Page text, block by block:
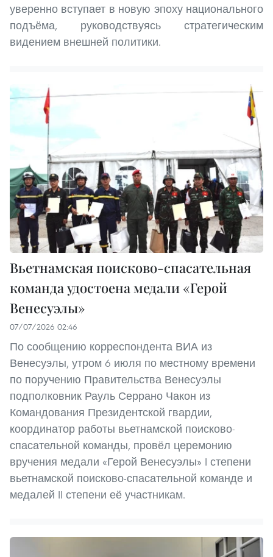
уверенно вступает в новую эпоху национального
подъёма, руководствуясь стратегическим
видением внешней политики.
Вьетнамская поисково-спасательная
команда удостоена медали «Герой
Венесуэлы»
07/07/2026 02:46
По сообщению корреспондента ВИА из
Венесуэлы, утром 6 июля по местному времени
по поручению Правительства Венесуэлы
подполковник Рауль Серрано Чакон из
Командования Президентской гвардии,
координатор работы вьетнамской поисково-
спасательной команды, провёл церемонию
вручения медали «Герой Венесуэлы» I степени
вьетнамской поисково-спасательной команде и
медалей II степени её участникам.